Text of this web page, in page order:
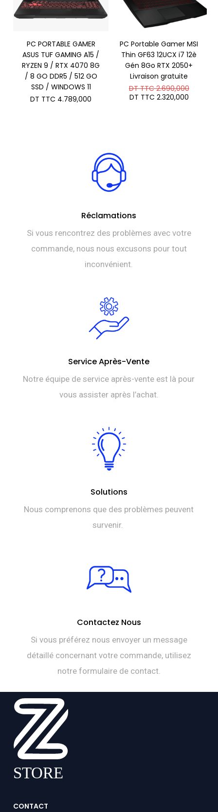
PC PORTABLE GAMER
ASUS TUF GAMING A15 /
RYZEN 9 / RTX 4070 8G
/ 8 GO DDR5 / 512 GO
SSD / WINDOWS 11
DT TTC 4.789,000
PC Portable Gamer MSI
Thin GF63 12UCX i7 12è
Gén 8Go RTX 2050+
Livraison gratuite
DT TTC2.690,000Le
DT TTC 2.320,000Le
Réclamations
Si vous rencontrez des problèmes avec votre
commande, nous nous excusons pour tout
inconvénient.
Service Après-Vente
Notre équipe de service après-vente est là pour
vous assister après l’achat.
Solutions
Nous comprenons que des problèmes peuvent
survenir.
Contactez Nous
Si vous préférez nous envoyer un message
détaillé concernant votre commande, utilisez
notre formulaire de contact.
CONTACT